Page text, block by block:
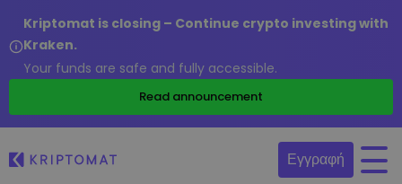
Kriptomat is closing – Continue crypto investing with
Kraken.
Your funds are safe and fully accessible.
Read announcement
Εγγραφή